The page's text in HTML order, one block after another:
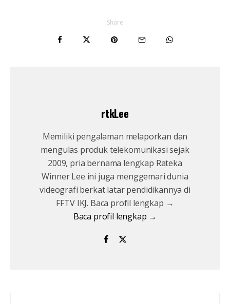
Share
rtkLee
Memiliki pengalaman melaporkan dan
mengulas produk telekomunikasi sejak
2009, pria bernama lengkap Rateka
Winner Lee ini juga menggemari dunia
videografi berkat latar pendidikannya di
FFTV IKJ. Baca profil lengkap →
Baca profil lengkap →